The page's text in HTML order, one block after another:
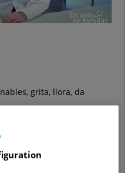
grita, llora, da
del Servicio de Pediatría del
por qué ocurren y cómo
y eficaz.